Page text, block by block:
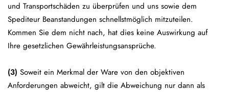
und Transportschäden zu überprüfen und uns sowie dem
Spediteur Beanstandungen schnellstmöglich mitzuteilen.
Kommen Sie dem nicht nach, hat dies keine Auswirkung auf
Ihre gesetzlichen Gewährleistungsansprüche.
(3) Soweit ein Merkmal der Ware von den objektiven
Anforderungen abweicht, gilt die Abweichung nur dann als